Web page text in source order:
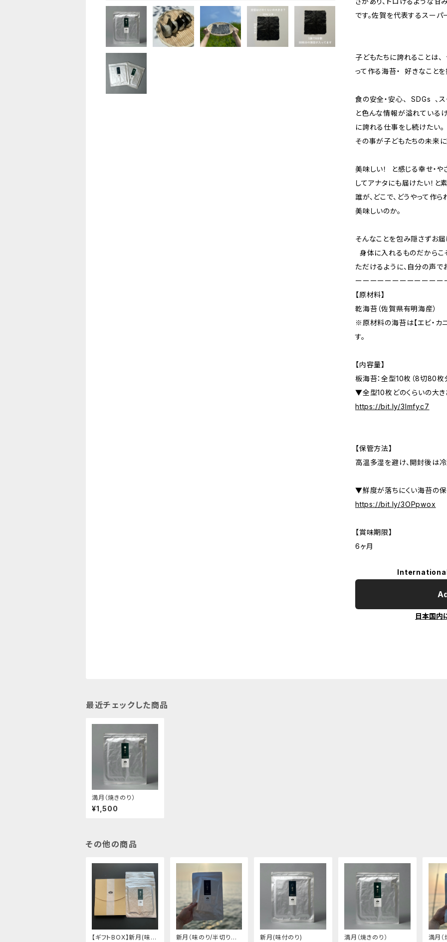
です。佐賀を代表するスーパ
子どもたちに誇れることは
って作る海苔・ 好きなこと
食の安全・安心、 SDGs 、
と色んな情報が溢れている
に誇れる仕事をし続けたい。
その事が子どもたちの未来
美味しい！ と感じる幸せ・
してアナタにも届けたい！と
誰が、どこで、どうやって作
美味しいのか。
そんなことを包み隠さずお届
身体に入れるものだからこ
ただけるように、自分の声で
ーーーーーーーーーーーー
【原材料】
乾海苔（佐賀県有明海産）
※原材料の海苔は【エビ・カ
す。
【内容量】
板海苔：全型10枚（8切80枚
▼全型10枚どのくらいの大
https://bit.ly/3Imfyc7
【保管方法】
高温多湿を避け、開封後は
▼鮮度が落ちにくい海苔の
https://bit.ly/3OPpwox
【賞味期限】
6ヶ月
日本国内
最近チェックした商品
満月（焼きのり）
¥1,500
その他の商品
【ギフトBOX】新月(味付
新月（味のり/半切りサ
新月(味付のり) 満月（焼きのり）
満月